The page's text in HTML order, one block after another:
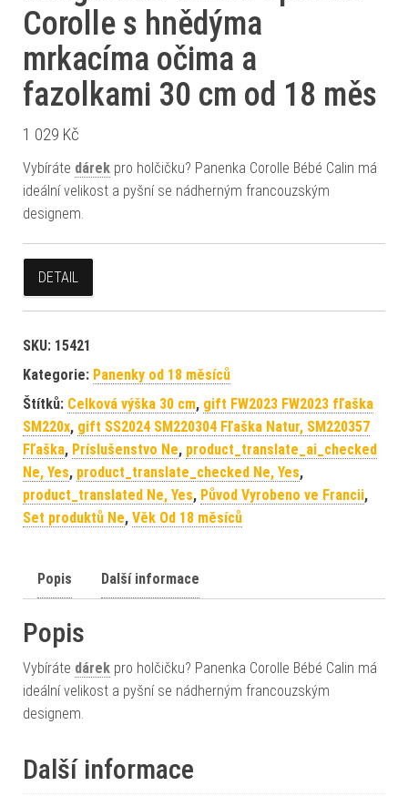
Corolle s hnědýma
mrkacíma očima a
fazolkami 30 cm od 18 měs
1 029 Kč
Vybíráte dárek pro holčičku? Panenka Corolle Bébé Calin má
ideální velikost a pyšní se nádherným francouzským
designem.
DETAIL
SKU: 15421
Kategorie: Panenky od 18 měsíců
Štítků: Celková výška 30 cm, gift FW2023 FW2023 fľaška
SM220x, gift SS2024 SM220304 Fľaška Natur, SM220357
Fľaška, Príslušenstvo Ne, product_translate_ai_checked
Ne, Yes, product_translate_checked Ne, Yes,
product_translated Ne, Yes, Původ Vyrobeno ve Francii,
Set produktů Ne, Věk Od 18 měsíců
Popis Další informace
Popis
Vybíráte dárek pro holčičku? Panenka Corolle Bébé Calin má
ideální velikost a pyšní se nádherným francouzským
designem.
Další informace